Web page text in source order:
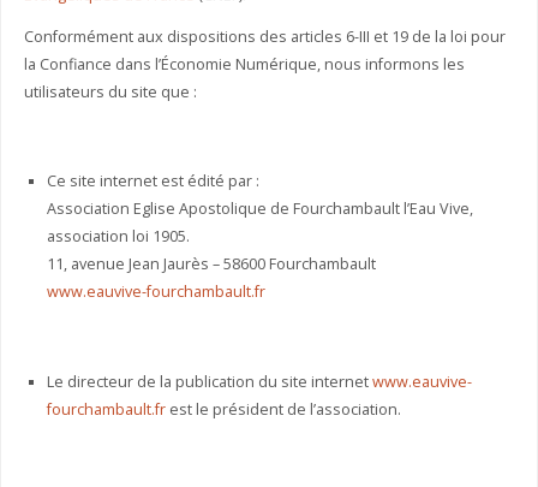
Conformément aux dispositions des articles 6-III et 19 de la loi pour
la Confiance dans l’Économie Numérique, nous informons les
utilisateurs du site que :
Ce site internet est édité par :
Association Eglise Apostolique de Fourchambault l’Eau Vive,
association loi 1905.
11, avenue Jean Jaurès – 58600 Fourchambault
www.eauvive-fourchambault.fr
Le directeur de la publication du site internetwww.eauvive-
fourchambault.frest le président de l’association.